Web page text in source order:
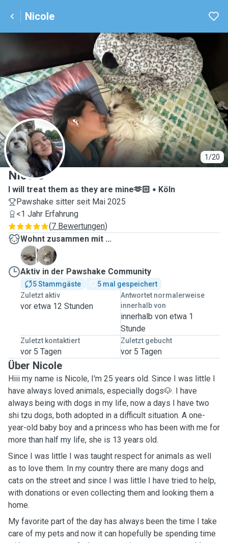
Nicole
1/20
N
Nicole
I will treat them as they are mine🫶🏻
Köln
Pawshake sitter seit Mai 2025
<1 Jahr Erfahrung
(7 Bewertungen)
Wohnt zusammen mit ...
C
V
Aktiv in der Pawshake Community
5 Stammgäste
5 mal gespeichert
Zuletzt aktiv
vor etwa 12 Stunden
Antwortet normalerweise
innerhalb von
innerhalb von etwa 1
Stunde
Zuletzt kontaktiert
vor 5 Tagen
Zuletzt gebucht
vor 5 Tagen
Über Nicole
Hiii my name is Nicole, I'm 25 years old. Since I was little I
have always loved animals, especially dogs🐶. I have
always being with dogs in my life, now a days I have two
shi tzu dogs, both adopted in a difficult situation. A one-
year-old baby boy and a princess who has been with me for
more than half my life, she is 13 years old.
Since I was little I was taught respect for animals as well
as to love them. In my country there are many dogs and
cats on the street and since I was little I have tried to help,
with donations or even collecting them and looking them a
home.
My favorite part of the day has always been the time I take
care of my pets and now it can hopefully be spending time